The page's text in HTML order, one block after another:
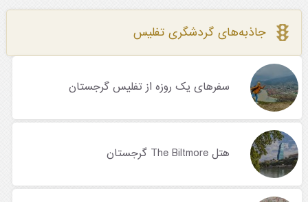
جاذبه‌های گردشگری تفلیس
سفرهای یک روزه از تفلیس گرجستان
هتل The Biltmore گرجستان